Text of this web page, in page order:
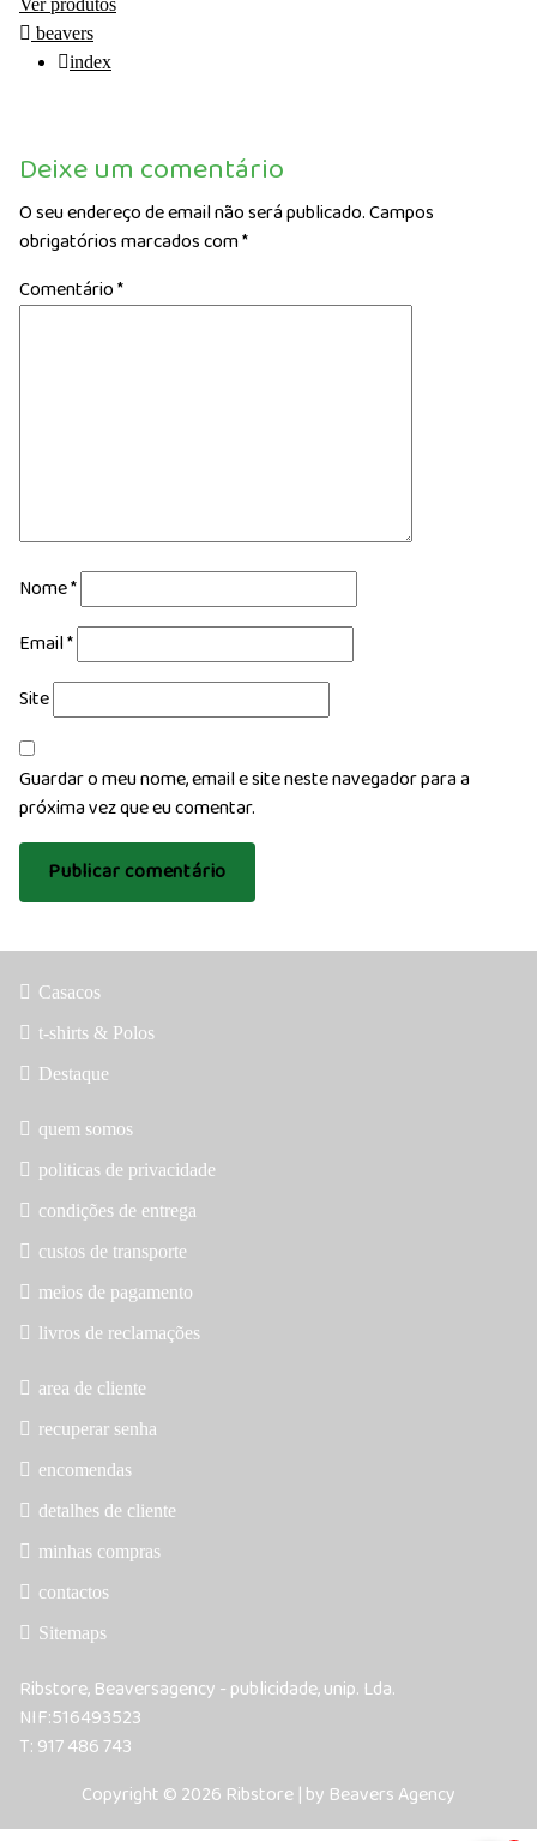
Ver produtos
beavers
index
Deixe um comentário
O seu endereço de email não será publicado.Campos
obrigatórios marcados com*
Comentário*
Nome*
Email*
Site
Guardar o meu nome, email e site neste navegador para a
próxima vez que eu comentar.
Casacos
t-shirts & Polos
Destaque
quem somos
politicas de privacidade
condições de entrega
custos de transporte
meios de pagamento
livros de reclamações
area de cliente
recuperar senha
encomendas
detalhes de cliente
minhas compras
contactos
Sitemaps
Ribstore, Beaversagency - publicidade, unip. Lda.
NIF:516493523
T: 917 486 743
Copyright © 2026 Ribstore | by Beavers Agency